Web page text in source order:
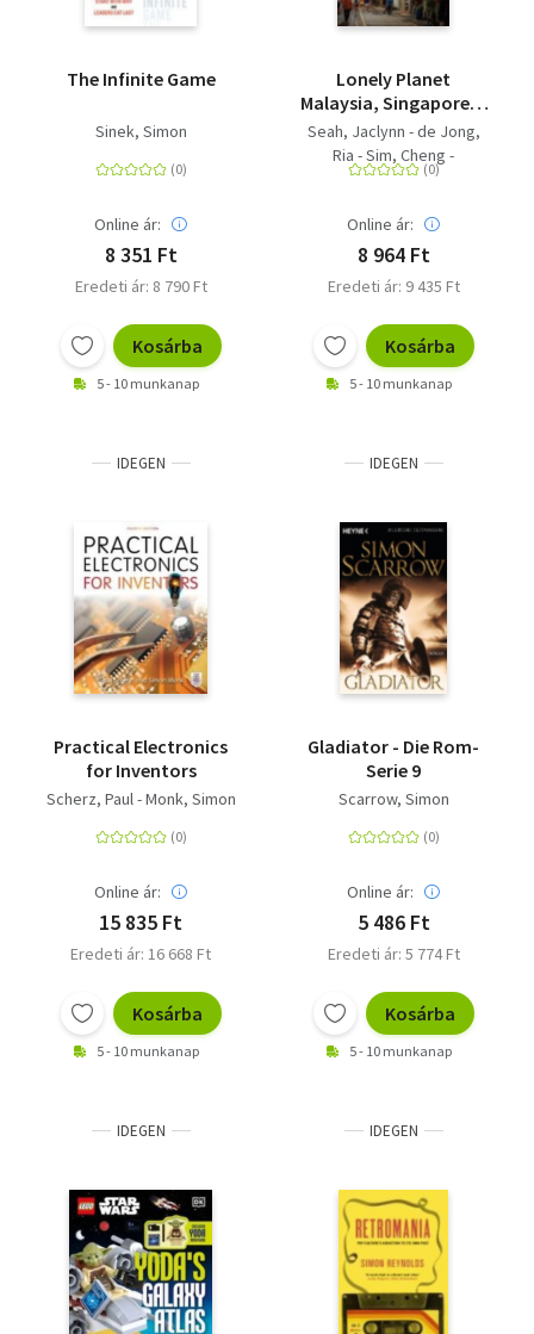
The Infinite Game
Sinek, Simon
Online ár:
8 351 Ft
Eredeti ár: 8 790 Ft
Kosárba
5 - 10 munkanap
Lonely Planet
Malaysia, Singapore &
Brunei - Detailed
Itineraries | Travel Like
a Local | Insider Tips |
Penang, Langkawi,
Sabah, and more
Seah, Jaclynn - de Jong,
Ria - Sim, Cheng -
Richmond, Simon - Brown,
- St Louis, Regis - Tan,
Winnie
Online ár:
8 964 Ft
Eredeti ár: 9 435 Ft
Kosárba
5 - 10 munkanap
IDEGEN
Practical Electronics
for Inventors
Scherz, Paul - Monk, Simon
Online ár:
15 835 Ft
Eredeti ár: 16 668 Ft
Kosárba
5 - 10 munkanap
IDEGEN
Gladiator - Die Rom-
Serie 9
Scarrow, Simon
Online ár:
5 486 Ft
Eredeti ár: 5 774 Ft
Kosárba
5 - 10 munkanap
IDEGEN IDEGEN